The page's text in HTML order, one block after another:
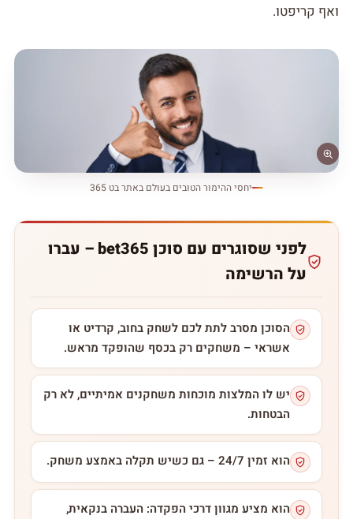
ואף קריפטו.
יחסי ההימור הטובים בעולם באתר בט 365
לפני שסוגרים עם סוכן bet365 – עברו
על הרשימה
הסוכן מסרב לתת לכם לשחק בחוב, קרדיט או
אשראי – משחקים רק בכסף שהופקד מראש.
יש לו המלצות מוכחות משחקנים אמיתיים, לא רק
הבטחות.
הוא זמין 24/7 – גם כשיש תקלה באמצע משחק.
הוא מציע מגוון דרכי הפקדה: העברה בנקאית,